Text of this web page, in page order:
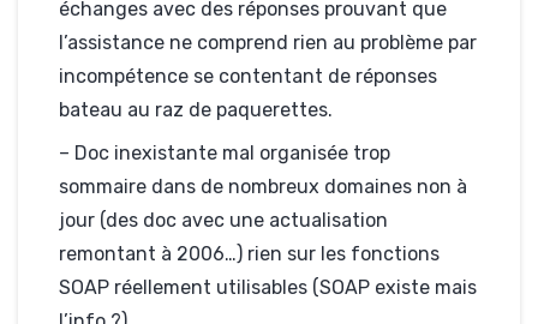
échanges avec des réponses prouvant que
l’assistance ne comprend rien au problème par
incompétence se contentant de réponses
bateau au raz de paquerettes.
– Doc inexistante mal organisée trop
sommaire dans de nombreux domaines non à
jour (des doc avec une actualisation
remontant à 2006…) rien sur les fonctions
SOAP réellement utilisables (SOAP existe mais